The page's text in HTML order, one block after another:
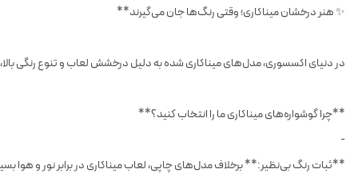
✨ هنر درخشان میناکاری؛ وقتی رنگ‌ها جان می‌گیرند**
در دنیای اکسسوری، مدل‌های میناکاری شده به دلیل درخشش لعاب و تنوع رنگی
**چرا گوشواره‌های میناکاری ما را انتخاب کنید؟**
-
**ثبات رنگ بی‌نظیر:** برخلاف مدل‌های چاپی، لعاب میناکاری در برابر نور و